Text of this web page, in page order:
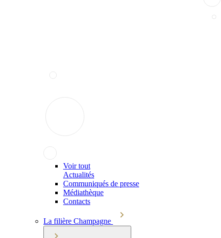
Voir tout
Actualités
Communiqués de presse
Médiathèque
Contacts
La filière Champagne